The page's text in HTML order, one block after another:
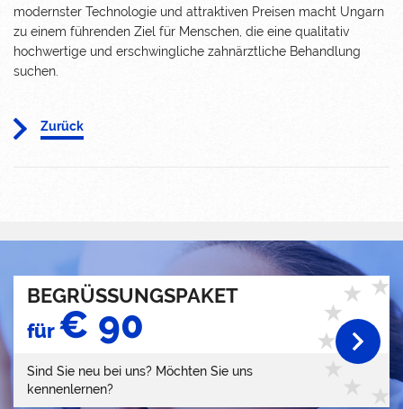
modernster Technologie und attraktiven Preisen macht Ungarn
zu einem führenden Ziel für Menschen, die eine qualitativ
hochwertige und erschwingliche zahnärztliche Behandlung
suchen.
Zurück
BEGRÜSSUNGSPAKET
für€ 90
Sind Sie neu bei uns? Möchten Sie uns
kennenlernen?